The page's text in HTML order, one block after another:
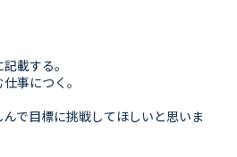
載する。
事につく。
で目標に挑戦してほしいと思いま